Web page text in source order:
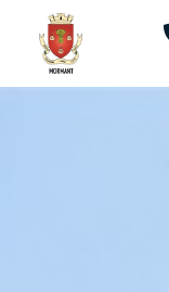
principal